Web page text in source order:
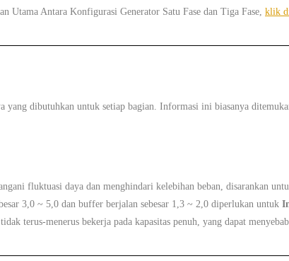
Utama Antara Konfigurasi Generator Satu Fase dan Tiga Fase, klik
dibutuhkan untuk setiap bagian. Informasi ini biasanya
fluktuasi daya dan menghindari kelebihan beban, disarankan
3,0 ~ 5,0 dan buffer berjalan sebesar 1,3 ~ 2,0 diperlukan untuk
terus-menerus bekerja pada kapasitas penuh, yang dapat